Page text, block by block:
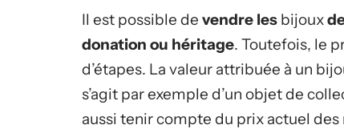
Il est possible de vendre les bijoux
donation ou héritage. Toutefois, le
d’étapes. La valeur attribuée à un
s’agit par exemple d’un objet de
aussi tenir compte du prix actuel